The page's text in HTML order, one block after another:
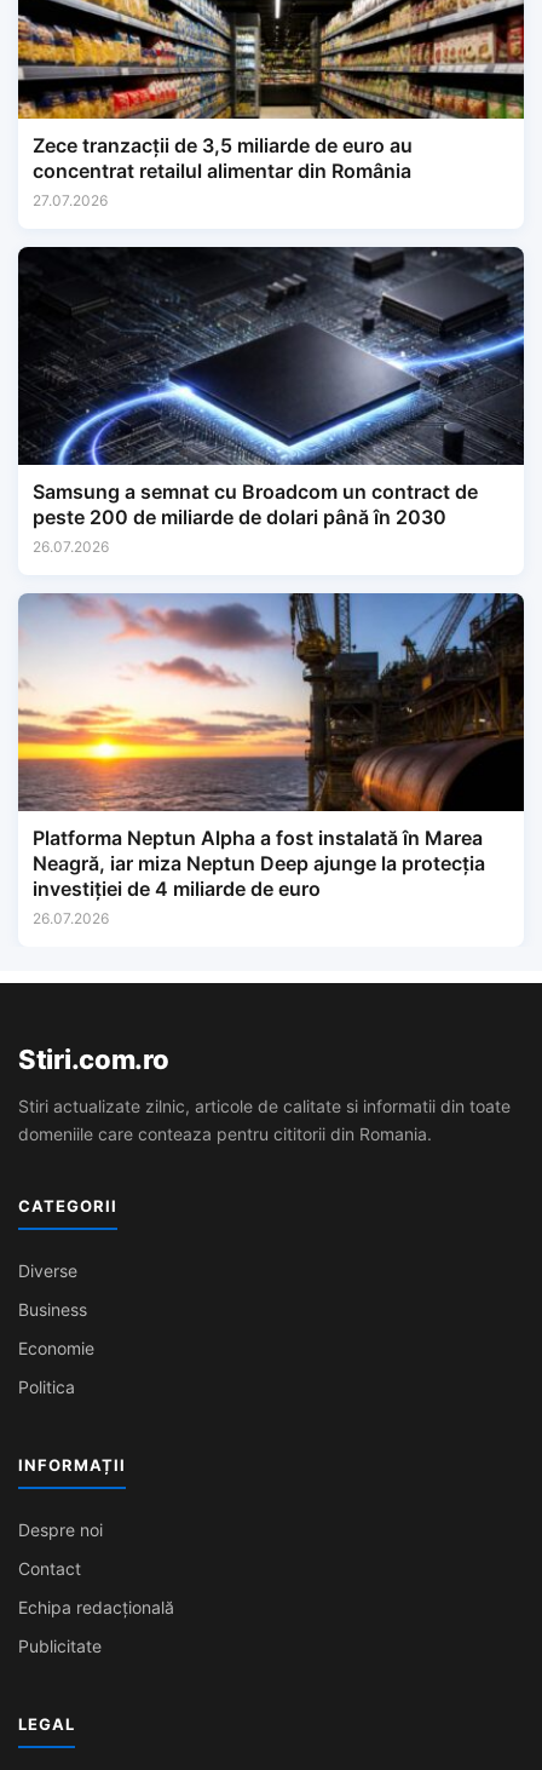
Zece tranzacții de 3,5 miliarde de euro au
concentrat retailul alimentar din România
27.07.2026
Samsung a semnat cu Broadcom un contract de
peste 200 de miliarde de dolari până în 2030
26.07.2026
Platforma Neptun Alpha a fost instalată în Marea
Neagră, iar miza Neptun Deep ajunge la protecția
investiției de 4 miliarde de euro
26.07.2026
Stiri.com.ro
Stiri actualizate zilnic, articole de calitate si informatii din toate
domeniile care conteaza pentru cititorii din Romania.
CATEGORII
Diverse
Business
Economie
Politica
INFORMAȚII
Despre noi
Contact
Echipa redacțională
Publicitate
LEGAL